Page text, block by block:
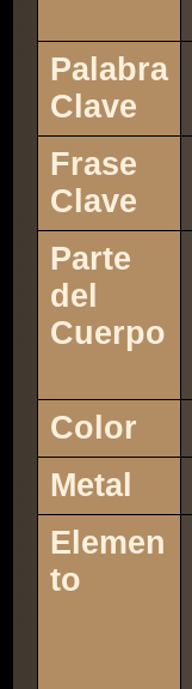
Palabra
Clave
Frase
Clave
Parte
del
Cuerpo
Color
Metal
Elemen
to